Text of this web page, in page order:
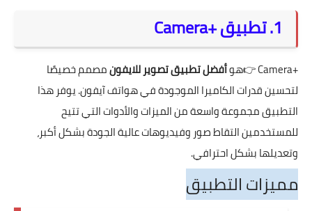
1. تطبيق +Camera
+Camera 👉هوأفضل تطبيق تصوير للايفونمصمم خصيصًا
لتحسين قدرات الكاميرا الموجودة في هواتف آيفون. يوفر هذا
التطبيق مجموعة واسعة من الميزات والأدوات التي تتيح
للمستخدمين التقاط صور وفيديوهات عالية الجودة بشكل أكبر،
وتعديلها بشكل احترافي.
مميزات التطبيق